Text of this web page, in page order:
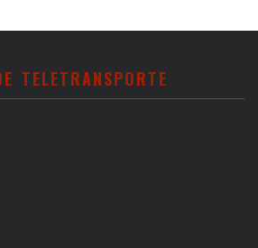
TELETRANSPORTE